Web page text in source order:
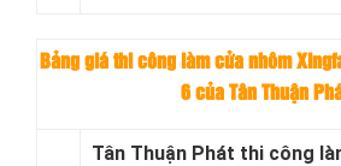
Bảng giá thi công làm cửa nhôm
6 của Tân Thuận
Tân Thuận Phát thi công